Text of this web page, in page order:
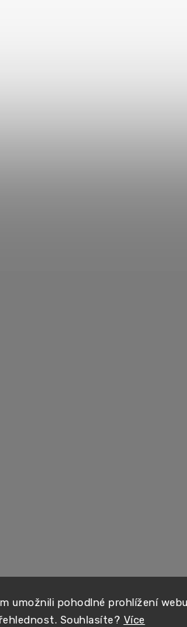
umožnili pohodlné prohlížení webu
Souhlasíte? Více